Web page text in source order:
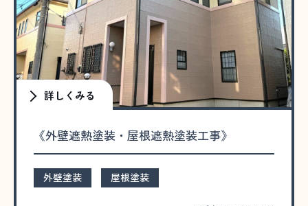
《外壁遮熱塗装・屋根遮熱塗装工事》
外壁塗装 屋根塗装
詳しくみる